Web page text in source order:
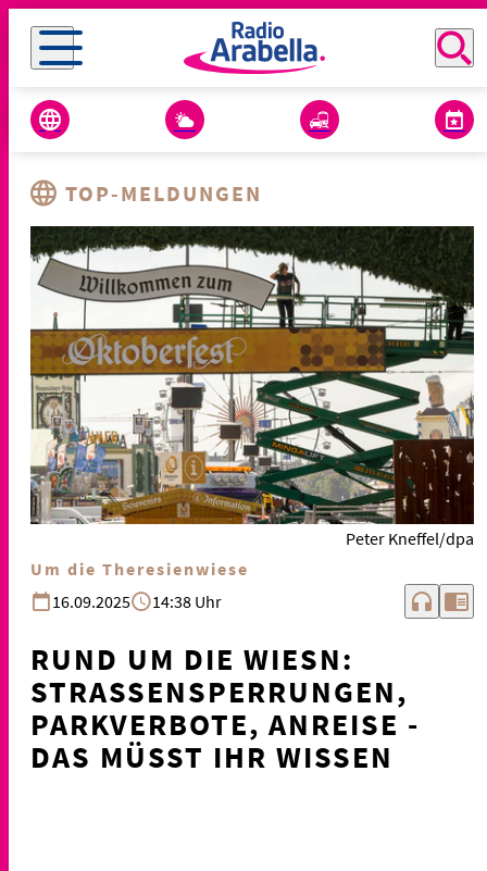
TOP-MELDUNGEN
Peter Kneffel/dpa
Um die Theresienwiese
16.09.2025
14:38 Uhr headphones chrome_reader_mode
RUND UM DIE WIESN:
STRASSENSPERRUNGEN, P
ARKVERBOTE, ANREISE - D
AS MÜSST IHR WISSEN